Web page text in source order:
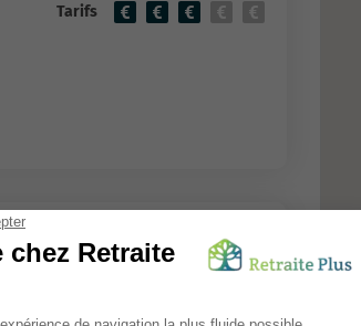
Tarifs
EHPAD